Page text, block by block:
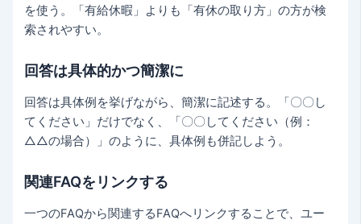
を使う。「有給休暇」よりも「有休の取り方」の方が検
索されやすい。
回答は具体的かつ簡潔に
回答は具体例を挙げながら、簡潔に記述する。「〇〇し
てください」だけでなく、「〇〇してください（例：
△△の場合）」のように、具体例も併記しよう。
関連FAQをリンクする
一つのFAQから関連するFAQへリンクすることで、ユー